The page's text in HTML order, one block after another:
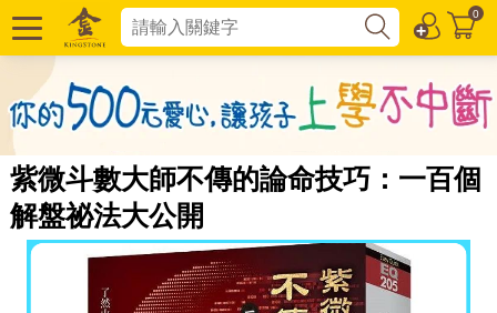
0
紫微斗數大師不傳的論命技巧：一百個
解盤祕法大公開